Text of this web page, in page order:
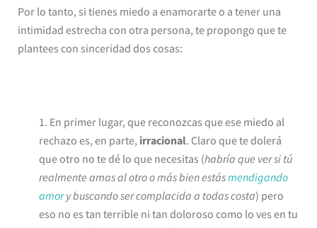
Por lo tanto, si tienes miedo a enamorarte o a tener una
intimidad estrecha con otra persona, te propongo que te
plantees con sinceridad dos cosas:
1. En primer lugar, que reconozcas que ese miedo al
rechazo es, en parte, irracional. Claro que te dolerá
que otro no te dé lo que necesitas (habría que ver si tú
realmente amas al otro o más bien estásmendigando
amory buscando ser complacida a todas costa) pero
eso no es tan terrible ni tan doloroso como lo ves en tu